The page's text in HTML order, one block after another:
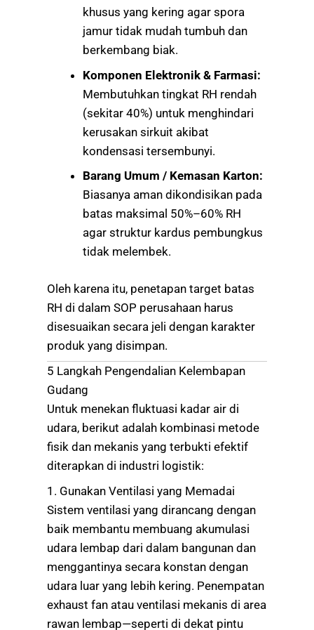
khusus yang kering agar spora
jamur tidak mudah tumbuh dan
berkembang biak.
Komponen Elektronik & Farmasi:
Membutuhkan tingkat RH rendah
(sekitar 40%) untuk menghindari
kerusakan sirkuit akibat
kondensasi tersembunyi.
Barang Umum / Kemasan Karton:
Biasanya aman dikondisikan pada
batas maksimal 50%–60% RH
agar struktur kardus pembungkus
tidak melembek.
Oleh karena itu, penetapan target batas
RH di dalam SOP perusahaan harus
disesuaikan secara jeli dengan karakter
produk yang disimpan.
5 Langkah Pengendalian Kelembapan
Gudang
Untuk menekan fluktuasi kadar air di
udara, berikut adalah kombinasi metode
fisik dan mekanis yang terbukti efektif
diterapkan di industri logistik:
1. Gunakan Ventilasi yang Memadai
Sistem ventilasi yang dirancang dengan
baik membantu membuang akumulasi
udara lembap dari dalam bangunan dan
menggantinya secara konstan dengan
udara luar yang lebih kering. Penempatan
exhaust fan atau ventilasi mekanis di area
rawan lembap—seperti di dekat pintu